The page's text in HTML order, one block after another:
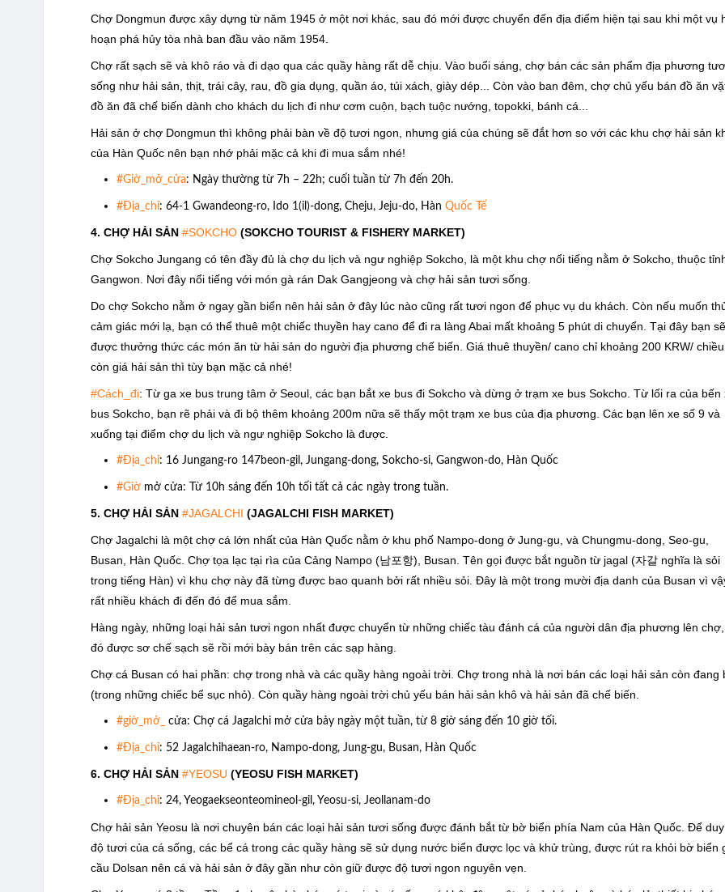
Chợ Dongmun được xây dựng từ năm 1945 ở một nơi khác, sau đó mới được chuyển đến địa điểm hiện tại sau khi một vụ
hoạn phá hủy tòa nhà ban đầu vào năm 1954.
Chợ rất sạch sẽ và khô ráo và đi dạo qua các quầy hàng rất dễ chịu. Vào buổi sáng, chợ bán các sản phẩm địa phương
sống như hải sản, thịt, trái cây, rau, đồ gia dụng, quần áo, túi xách, giày dép... Còn vào ban đêm, chợ chủ yếu bán đồ ăn
đồ ăn đã chế biến dành cho khách du lịch đi như cơm cuộn, bạch tuộc nướng, topokki, bánh cá...
Hải sản ở chợ Dongmun thì không phải bàn về độ tươi ngon, nhưng giá của chúng sẽ đắt hơn so với các khu chợ hải sản
của Hàn Quốc nên bạn nhớ phải mặc cả khi đi mua sắm nhé!
#Giờ_mở_cửa: Ngày thường từ 7h – 22h; cuối tuần từ 7h đến 20h.
#Địa_chỉ: 64-1 Gwandeong-ro, Ido 1(il)-dong, Cheju, Jeju-do, Hàn Quốc Tế
4. CHỢ HẢI SẢN #SOKCHO(SOKCHO TOURIST & FISHERY MARKET)
Chợ Sokcho Jungang có tên đầy đủ là chợ du lịch và ngư nghiệp Sokcho, là một khu chợ nổi tiếng nằm ở Sokcho, thuộc
Gangwon. Nơi đây nổi tiếng với món gà rán Dak Gangjeong và chợ hải sản tươi sống.
Do chợ Sokcho nằm ở ngay gần biển nên hải sản ở đây lúc nào cũng rất tươi ngon để phục vụ du khách. Còn nếu muốn
cảm giác mới lạ, bạn có thể thuê một chiếc thuyền hay cano để đi ra làng Abai mất khoảng 5 phút di chuyển. Tại đây bạn sẽ
được thưởng thức các món ăn từ hải sản do người địa phương chế biến. Giá thuê thuyền/ cano chỉ khoảng 200 KRW/
còn giá hải sản thì tùy bạn mặc cả nhé!
#Cách_đi: Từ ga xe bus trung tâm ở Seoul, các bạn bắt xe bus đi Sokcho và dừng ở trạm xe bus Sokcho. Từ lối ra của bến
bus Sokcho, bạn rẽ phải và đi bộ thêm khoảng 200m nữa sẽ thấy một trạm xe bus của địa phương. Các bạn lên xe số 9 và
xuống tại điểm chợ du lịch và ngư nghiệp Sokcho là được.
#Địa_chỉ: 16 Jungang-ro 147beon-gil, Jungang-dong, Sokcho-si, Gangwon-do, Hàn Quốc
#Giờmở cửa: Từ 10h sáng đến 10h tối tất cả các ngày trong tuần.
5. CHỢ HẢI SẢN #JAGALCHI (JAGALCHI FISH MARKET)
Chợ Jagalchi là một chợ cá lớn nhất của Hàn Quốc nằm ở khu phố Nampo-dong ở Jung-gu, và Chungmu-dong, Seo-gu,
Busan, Hàn Quốc. Chợ tọa lạc tại rìa của Cảng Nampo (남포항), Busan. Tên gọi được bắt nguồn từ jagal (자갈 nghĩa là sỏi
trong tiếng Hàn) vì khu chợ này đã từng được bao quanh bởi rất nhiều sỏi. Đây là một trong mười địa danh của Busan vì
rất nhiều khách đi đến đó để mua sắm.
Hàng ngày, những loại hải sản tươi ngon nhất được chuyển từ những chiếc tàu đánh cá của người dân địa phương lên
đó được sơ chế sạch sẽ rồi mới bày bán trên các sạp hàng.
Chợ cá Busan có hai phần: chợ trong nhà và các quầy hàng ngoài trời. Chợ trong nhà là nơi bán các loại hải sản còn đang
(trong những chiếc bể sục nhỏ). Còn quầy hàng ngoài trời chủ yếu bán hải sản khô và hải sản đã chế biến.
#giờ_mở_ cửa: Chợ cá Jagalchi mở cửa bảy ngày một tuần, từ 8 giờ sáng đến 10 giờ tối.
#Địa_chỉ: 52 Jagalchihaean-ro, Nampo-dong, Jung-gu, Busan, Hàn Quốc
6. CHỢ HẢI SẢN #YEOSU (YEOSU FISH MARKET)
#Địa_chỉ: 24, Yeogaekseonteomineol-gil, Yeosu-si, Jeollanam-do
Chợ hải sản Yeosu là nơi chuyên bán các loại hải sản tươi sống được đánh bắt từ bờ biển phía Nam của Hàn Quốc. Để
độ tươi của cá sống, các bể cá trong các quầy hàng sẽ sử dụng nước biển được lọc và khử trùng, được rút ra khỏi bờ biển
cầu Dolsan nên cá và hải sản ở đây gần như còn giữ được độ tươi ngon nguyên vẹn.